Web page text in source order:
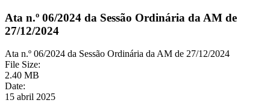
Ata n.º 06/2024 da Sessão Ordinária da AM de
27/12/2024
Ata n.º 06/2024 da Sessão Ordinária da AM de 27/12/2024
File Size:
2.40 MB
Date:
15 abril 2025